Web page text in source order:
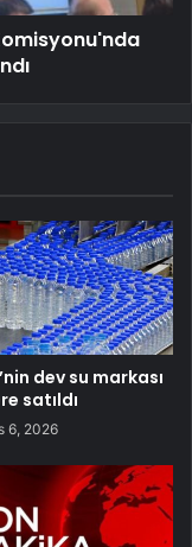
dev su markası
satıldı
6, 2026